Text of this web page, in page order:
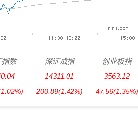
指数
深证成指
14311.01
200.89(1.42%)
创业板指
3563.12
47.56(1.35%)